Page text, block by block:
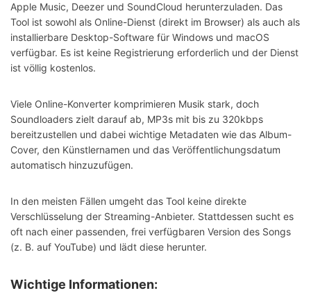
Apple Music, Deezer und SoundCloud herunterzuladen. Das
Tool ist sowohl als Online-Dienst (direkt im Browser) als auch als
installierbare Desktop-Software für Windows und macOS
verfügbar. Es ist keine Registrierung erforderlich und der Dienst
ist völlig kostenlos.
Viele Online-Konverter komprimieren Musik stark, doch
Soundloaders zielt darauf ab, MP3s mit bis zu 320kbps
bereitzustellen und dabei wichtige Metadaten wie das Album-
Cover, den Künstlernamen und das Veröffentlichungsdatum
automatisch hinzuzufügen.
In den meisten Fällen umgeht das Tool keine direkte
Verschlüsselung der Streaming-Anbieter. Stattdessen sucht es
oft nach einer passenden, frei verfügbaren Version des Songs
(z. B. auf YouTube) und lädt diese herunter.
Wichtige Informationen: